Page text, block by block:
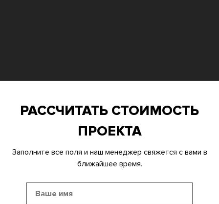
РАССЧИТАТЬ СТОИМОСТЬ
ПРОЕКТА
Заполните все поля и наш менеджер свяжется с вами в
ближайшее время.